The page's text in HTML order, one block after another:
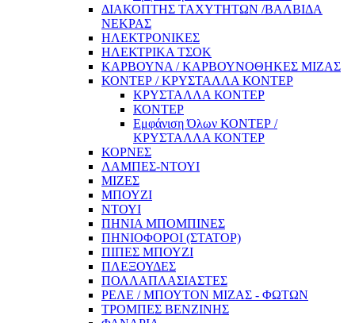
ΔΙΑΚΟΠΤΗΣ ΤΑΧΥΤΗΤΩΝ /ΒΑΛΒΙΔΑ
ΝΕΚΡΑΣ
ΗΛΕΚΤΡΟΝΙΚΕΣ
ΗΛΕΚΤΡΙΚΑ ΤΣΟΚ
ΚΑΡΒΟΥΝΑ / ΚΑΡΒΟΥΝΟΘΗΚΕΣ ΜΙΖΑΣ
ΚΟΝΤΕΡ / ΚΡΥΣΤΑΛΛΑ ΚΟΝΤΕΡ
ΚΡΥΣΤΑΛΛΑ ΚΟΝΤΕΡ
ΚΟΝΤΕΡ
Εμφάνιση Όλων ΚΟΝΤΕΡ /
ΚΡΥΣΤΑΛΛΑ ΚΟΝΤΕΡ
ΚΟΡΝΕΣ
ΛΑΜΠΕΣ-ΝΤΟΥΙ
ΜΙΖΕΣ
ΜΠΟΥΖΙ
ΝΤΟΥΙ
ΠΗΝΙΑ ΜΠΟΜΠΙΝΕΣ
ΠΗΝΙΟΦΟΡΟΙ (ΣΤΑΤΟΡ)
ΠΙΠΕΣ ΜΠΟΥΖΙ
ΠΛΕΞΟΥΔΕΣ
ΠΟΛΛΑΠΛΑΣΙΑΣΤΕΣ
ΡΕΛΕ / ΜΠΟΥΤΟΝ ΜΙΖΑΣ - ΦΩΤΩΝ
ΤΡΟΜΠΕΣ ΒΕΝΖΙΝΗΣ